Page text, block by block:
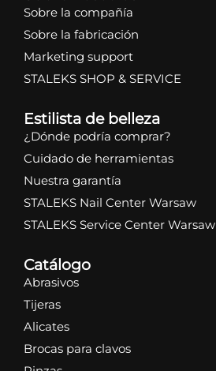
Sobre la compañía
Sobre la fabricación
Marketing support
STALEKS SHOP & SERVICE
Estilista de belleza
¿Dónde podría comprar?
Cuidado de herramientas
Nuestra garantía
STALEKS Nail Center Warsaw
STALEKS Service Center Warsaw
Catálogo
Abrasivos
Tijeras
Alicates
Brocas para clavos